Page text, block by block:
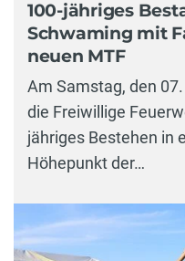
100-jähriges
Schwaming mit
neuen MTF
Am Samstag, den
die Freiwillige
jähriges Bestehen in
Höhepunkt der…